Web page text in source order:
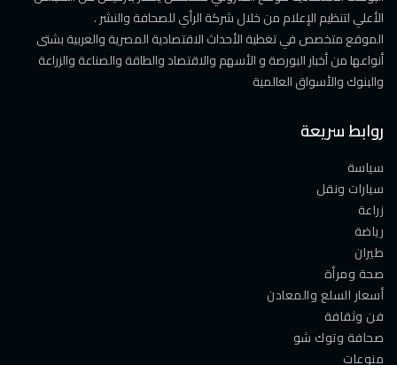
الأعلي لتنظيم الإعلام من خلال شركة الرأي للصحافة والنشر .
الموقع متخصص في تغطية الأحداث الاقتصادية المصرية والعربية بشتى
أنواعها من أخبار البورصة و الأسهم والاقتصاد والطاقة والصناعة والزراعة
والبنوك والأسواق العالمية
روابط سريعة
سياسة
سيارات ونقل
زراعة
رياضة
طيران
صحة ومرأة
أسعار السلع والمعادن
فن وثقافة
صحافة وتوك شو
منوعات